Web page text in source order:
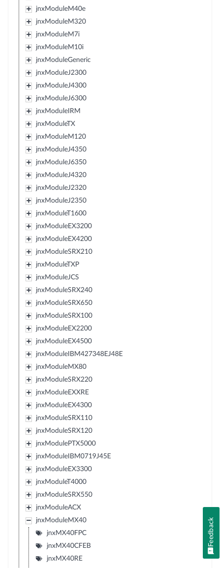
jnxModuleM40e
jnxModuleM320
jnxModuleM7i
jnxModuleM10i
jnxModuleGeneric
jnxModuleJ2300
jnxModuleJ4300
jnxModuleJ6300
jnxModuleIRM
jnxModuleTX
jnxModuleM120
jnxModuleJ4350
jnxModuleJ6350
jnxModuleJ4320
jnxModuleJ2320
jnxModuleJ2350
jnxModuleT1600
jnxModuleEX3200
jnxModuleEX4200
jnxModuleSRX210
jnxModuleTXP
jnxModuleJCS
jnxModuleSRX240
jnxModuleSRX650
jnxModuleSRX100
jnxModuleEX2200
jnxModuleEX4500
jnxModuleIBM427348EJ48E
jnxModuleMX80
jnxModuleSRX220
jnxModuleEXXRE
jnxModuleEX4300
jnxModuleSRX110
jnxModuleSRX120
jnxModulePTX5000
jnxModuleIBM0719J45E
jnxModuleEX3300
jnxModuleT4000
jnxModuleSRX550
jnxModuleACX
jnxModuleMX40
jnxMX40FPC
jnxMX40CFEB
jnxMX40RE
Feedback